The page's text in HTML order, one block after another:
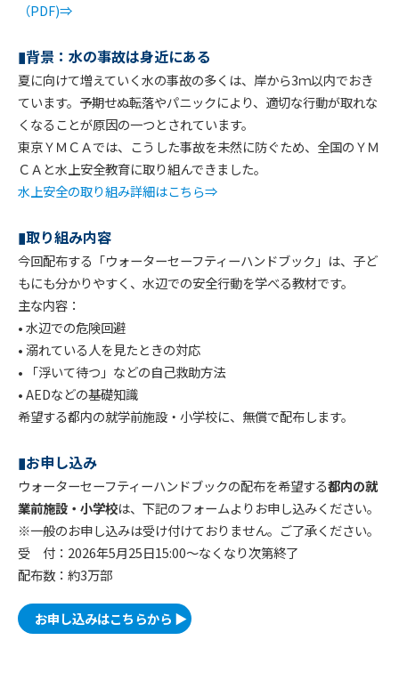
（PDF)⇒
▮背景：水の事故は身近にある
夏に向けて増えていく水の事故の多くは、岸から3ｍ以内でおき
ています。予期せぬ転落やパニックにより、適切な行動が取れな
くなることが原因の一つとされています。
東京ＹＭＣＡでは、こうした事故を未然に防ぐため、全国のＹＭ
ＣＡと水上安全教育に取り組んできました。
水上安全の取り組み詳細はこちら⇒
▮取り組み内容
今回配布する「ウォーターセーフティーハンドブック」は、子ど
もにも分かりやすく、水辺での安全行動を学べる教材です。
主な内容：
• 水辺での危険回避
• 溺れている人を見たときの対応
• 「浮いて待つ」などの自己救助方法
• AEDなどの基礎知識
希望する都内の就学前施設・小学校に、無償で配布します。
▮お申し込み
ウォーターセーフティーハンドブックの配布を希望する都内の就
業前施設・小学校は、下記のフォームよりお申し込みください。
※一般のお申し込みは受け付けておりません。ご了承ください。
受 付：2026年5月25日15:00〜なくなり次第終了
配布数：約3万部
お申し込みはこちらから ▶